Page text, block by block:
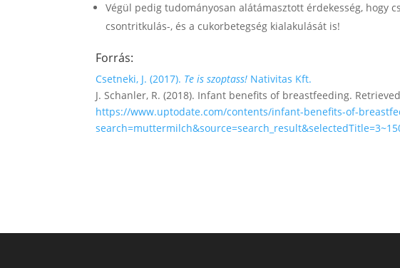
Végül pedig tudományosan alátámasztott érdekesség, hogy
csontritkulás-, és a cukorbetegség kialakulását is!
Forrás:
Csetneki, J. (2017). Te is szoptass! Nativitas Kft.
J. Schanler, R. (2018). Infant benefits of breastfeeding.
https://www.uptodate.com/contents/infant-benefits-of-